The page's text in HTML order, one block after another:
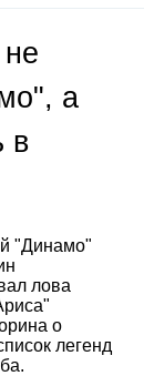
а
в
"Динамо"
лова
о
легенд